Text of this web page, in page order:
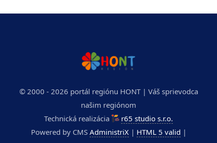
© 2000 - 2026 portál regiónu HONT | Váš sprievodca
našim regiónom
Technická realizácia
r65 studio s.r.o.
Powered by CMS AdministriX| HTML 5 valid |